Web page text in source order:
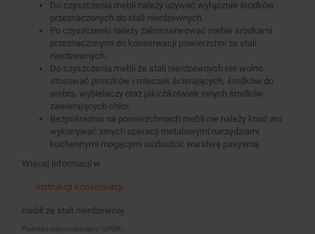
Do czyszczenia mebli należy używać wyłącznie środków
przeznaczonych do stali nierdzewnych.
Po czyszczeniu należy zakonserwować meble środkami
przeznaczonymi do konserwacji powierzchni ze stali
nierdzewnych.
Do czyszczenia mebli ze stali nierdzewnych nie wolno
stosować proszków i mleczek ścierających, środków do
srebra, wybielaczy oraz jakichkolwiek innych środków
zawierających chlor.
Bezpośrednio na powierzchniach mebli nie należy kroić ani
wykonywać innych operacji metalowymi narzędziami
kuchennymi mogącymi uszkodzić warstwę pasywną.
Więcej informacji w
instrukcji konserwacji
mebli ze stali nierdzewnej
Podmiot odpowiedzialny (GPSR):